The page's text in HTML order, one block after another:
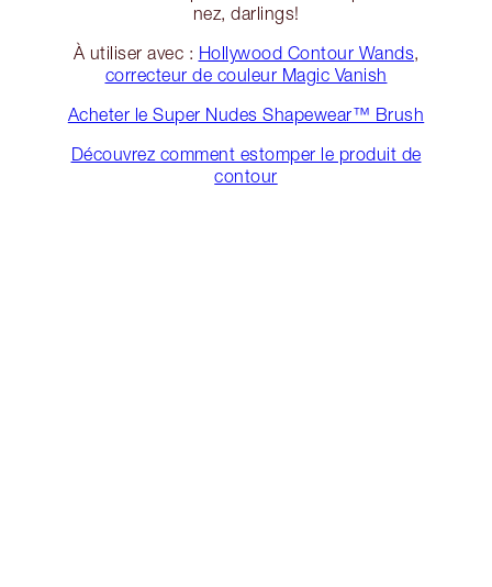
nez, darlings!
À utiliser avec : Hollywood Contour Wands,
correcteur de couleur Magic Vanish
Acheter le Super Nudes Shapewear™ Brush
Découvrez comment estomper le produit de
contour